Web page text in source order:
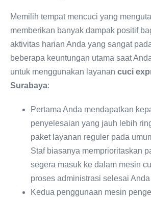
Memilih tempat mencuci yang
memberikan banyak dampak positif
aktivitas harian Anda yang sangat
beberapa keuntungan utama saat
untuk menggunakan layanan cuci
Surabaya:
Pertama Anda mendapatkan
penyelesaian yang jauh lebih
paket layanan reguler pada
Staf biasanya memprioritaskan
segera masuk ke dalam mesin
proses administrasi selesai
Kedua penggunaan mesin